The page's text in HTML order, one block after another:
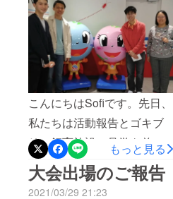
いただきました28名の皆様
には心から感謝申し上げま
す。ありがとうございまし
た。また、本クラウドファ
ンディング含め我々Sofiの活
動のSNS上でシェア、また
応援をして頂きました皆様
にもお礼を申し上げます。
Sofi 一同
こんにちはSofiです。先日、
私たちは活動報告とゴキブ
リの飼育施設の見学を兼
ね、兵庫県赤穂市にある
アース製薬(株)様の工場を訪
もっと見る
大会出場のご報告
2021/03/29 21:23